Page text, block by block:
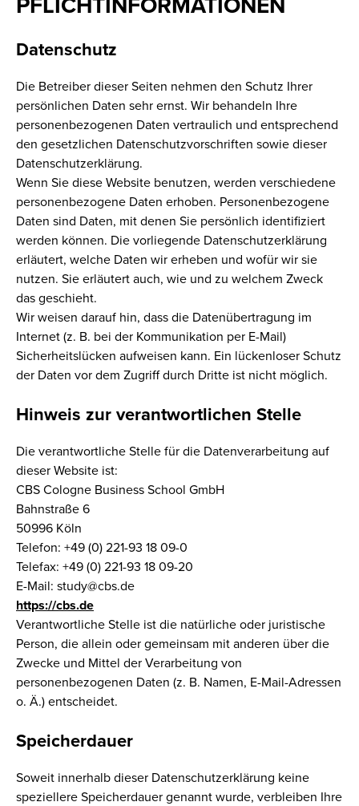
PFLICHTINFORMATIONEN
Datenschutz
Die Betreiber dieser Seiten nehmen den Schutz Ihrer
persönlichen Daten sehr ernst. Wir behandeln Ihre
personenbezogenen Daten vertraulich und entsprechend
den gesetzlichen Datenschutzvorschriften sowie dieser
Datenschutzerklärung.
Wenn Sie diese Website benutzen, werden verschiedene
personenbezogene Daten erhoben. Personenbezogene
Daten sind Daten, mit denen Sie persönlich identifiziert
werden können. Die vorliegende Datenschutzerklärung
erläutert, welche Daten wir erheben und wofür wir sie
nutzen. Sie erläutert auch, wie und zu welchem Zweck
das geschieht.
Wir weisen darauf hin, dass die Datenübertragung im
Internet (z. B. bei der Kommunikation per E-Mail)
Sicherheitslücken aufweisen kann. Ein lückenloser Schutz
der Daten vor dem Zugriff durch Dritte ist nicht möglich.
Hinweis zur verantwortlichen Stelle
Die verantwortliche Stelle für die Datenverarbeitung auf
dieser Website ist:
CBS Cologne Business School GmbH
Bahnstraße 6
50996 Köln
Telefon: +49 (0) 221-93 18 09-0
Telefax: +49 (0) 221-93 18 09-20
E-Mail: study@cbs.de
https://cbs.de
Verantwortliche Stelle ist die natürliche oder juristische
Person, die allein oder gemeinsam mit anderen über die
Zwecke und Mittel der Verarbeitung von
personenbezogenen Daten (z. B. Namen, E-Mail-Adressen
o. Ä.) entscheidet.
Speicherdauer
Soweit innerhalb dieser Datenschutzerklärung keine
speziellere Speicherdauer genannt wurde, verbleiben Ihre